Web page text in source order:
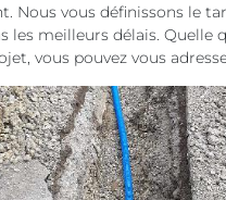
Nous vous définissons le
les meilleurs délais. Quelle
vous pouvez vous